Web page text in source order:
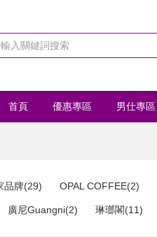
首頁 優惠專區 男仕專區
品牌(29) OPAL COFFEE(2)
廣尼Guangni(2) 琳瑯閣(11)